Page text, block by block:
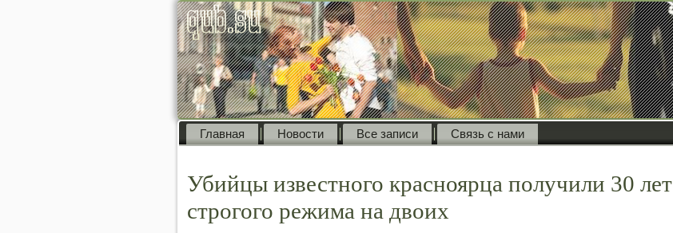
Главная Новости Все записи Связь с нами
Убийцы известного красноярца получили 30 лет
строгого режима на двоих